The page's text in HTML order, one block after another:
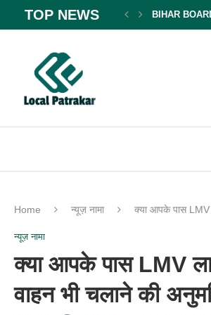
TOP NEWS BIHAR
Home न्यूज़ नामा क्या आपके पास LMV
न्यूज़ नामा
क्या आपके पास LMV
वाहन भी चलाने की